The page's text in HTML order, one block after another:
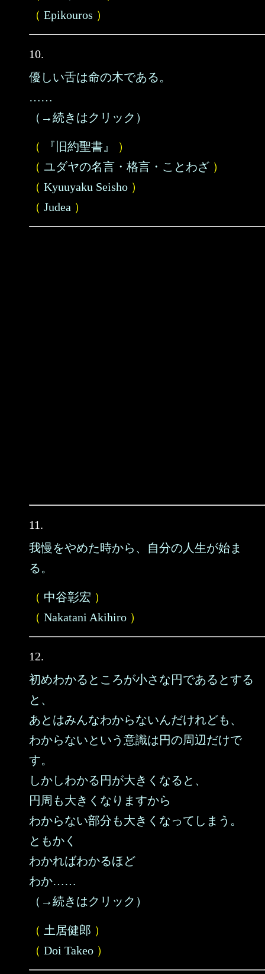
（ Epikouros ）
10.
優しい舌は命の木である。
……
（→続きはクリック）
（ 『旧約聖書』
）
（ ユダヤの名言・格言・ことわざ ）
（ Kyuuyaku Seisho ）
（ Judea ）
11.
我慢をやめた時から、自分の人生が始ま
る。
（ 中谷彰宏 ）
（ Nakatani Akihiro ）
12.
初めわかるところが小さな円であるとする
と、
あとはみんなわからないんだけれども、
わからないという意識は円の周辺だけで
す。
しかしわかる円が大きくなると、
円周も大きくなりますから
わからない部分も大きくなってしまう。
ともかく
わかればわかるほど
わか……
（→続きはクリック）
（ 土居健郎 ）
（ Doi Takeo ）